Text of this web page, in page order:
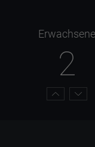
Erwachsene
2